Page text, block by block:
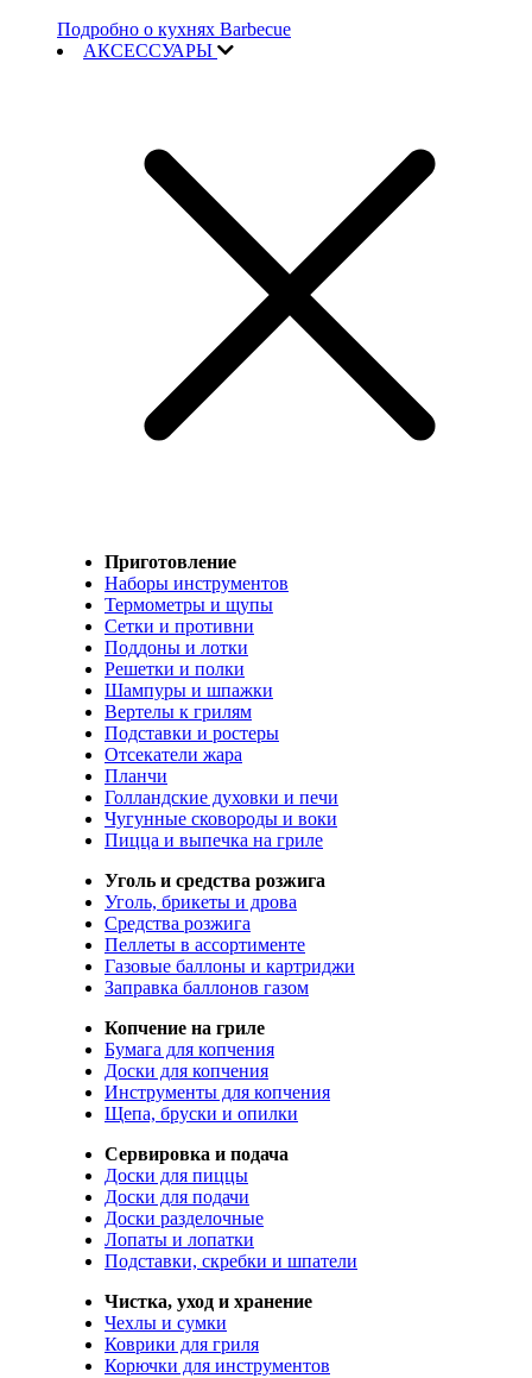
Подробно о кухнях Barbecue
АКСЕССУАРЫ
Приготовление
Наборы инструментов
Термометры и щупы
Сетки и противни
Поддоны и лотки
Решетки и полки
Шампуры и шпажки
Вертелы к грилям
Подставки и ростеры
Отсекатели жара
Планчи
Голландские духовки и печи
Чугунные сковороды и воки
Пицца и выпечка на гриле
Уголь и средства розжига
Уголь, брикеты и дрова
Средства розжига
Пеллеты в ассортименте
Газовые баллоны и картриджи
Заправка баллонов газом
Копчение на гриле
Бумага для копчения
Доски для копчения
Инструменты для копчения
Щепа, бруски и опилки
Сервировка и подача
Доски для пиццы
Доски для подачи
Доски разделочные
Лопаты и лопатки
Подставки, скребки и шпатели
Чистка, уход и хранение
Чехлы и сумки
Коврики для гриля
Корючки для инструментов